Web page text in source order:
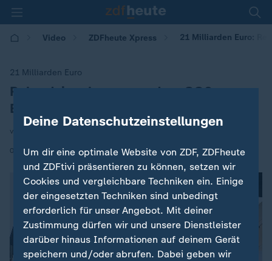
Video ZDFheute Xpress 21 Milliarden Euro:
21 Milliarden Euro
:Rekordeinnahmen aus dem CO2-
Emissionshandel
von Laura Ozdoba
07.01.2026 | 10:51 |
Deine Datenschutzeinstellungen
Um dir eine optimale Website von ZDF, ZDFheute
und ZDFtivi präsentieren zu können, setzen wir
Cookies und vergleichbare Techniken ein. Einige
der eingesetzten Techniken sind unbedingt
erforderlich für unser Angebot. Mit deiner
Zustimmung dürfen wir und unsere Dienstleister
darüber hinaus Informationen auf deinem Gerät
speichern und/oder abrufen. Dabei geben wir